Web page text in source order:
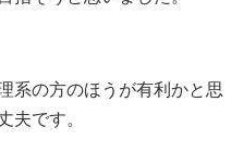
系の方のほうが有利かと思
です。